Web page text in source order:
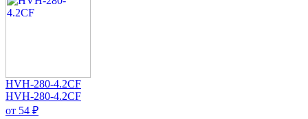
HVH-280-4.2CF
HVH-280-4.2CF
от 54 ₽